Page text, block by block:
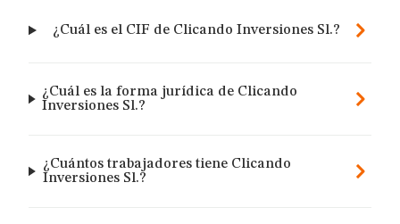
¿Cuál es el CIF de Clicando Inversiones Sl.?
¿Cuál es la forma jurídica de Clicando
Inversiones Sl.?
¿Cuántos trabajadores tiene Clicando
Inversiones Sl.?